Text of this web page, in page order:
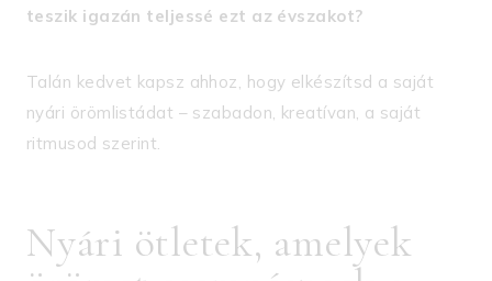
teszik igazán teljessé ezt az évszakot?
Talán kedvet kapsz ahhoz, hogy elkészítsd a saját
nyári örömlistádat – szabadon, kreatívan, a saját
ritmusod szerint.
Nyári ötletek, amelyek